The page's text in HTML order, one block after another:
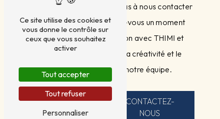
renseignements, n'hésitez pas à nous contacter
au 07 80 88 82 97. Offrez-vous un moment
gastronomique d'exception avec THIMI et
laissez-vous séduire par la créativité et le
professionnalisme de notre équipe.
EN SAVOIR
PLUS
CONTACTEZ-
NOUS
Ce site utilise des cookies et
vous donne le contrôle sur
ceux que vous souhaitez
activer
Tout accepter
Tout refuser
Personnaliser